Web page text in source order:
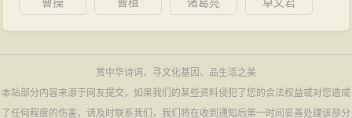
赏中华诗词、寻文化基因、品生活之美
本站部分内容来源于网友提交，如果我们的某些资料侵犯了您的合法权益或对您造成
了任何程度的伤害，请及时联系我们，我们将在收到通知后第一时间妥善处理该部分